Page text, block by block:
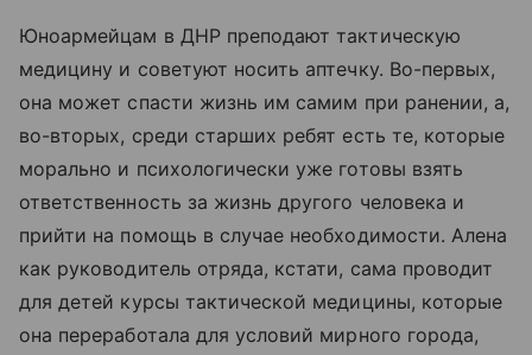
Юноармейцам в ДНР преподают тактическую
медицину и советуют носить аптечку. Во-первых,
она может спасти жизнь им самим при ранении, а,
во-вторых, среди старших ребят есть те, которые
морально и психологически уже готовы взять
ответственность за жизнь другого человека и
прийти на помощь в случае необходимости. Алена
как руководитель отряда, кстати, сама проводит
для детей курсы тактической медицины, которые
она переработала для условий мирного города,